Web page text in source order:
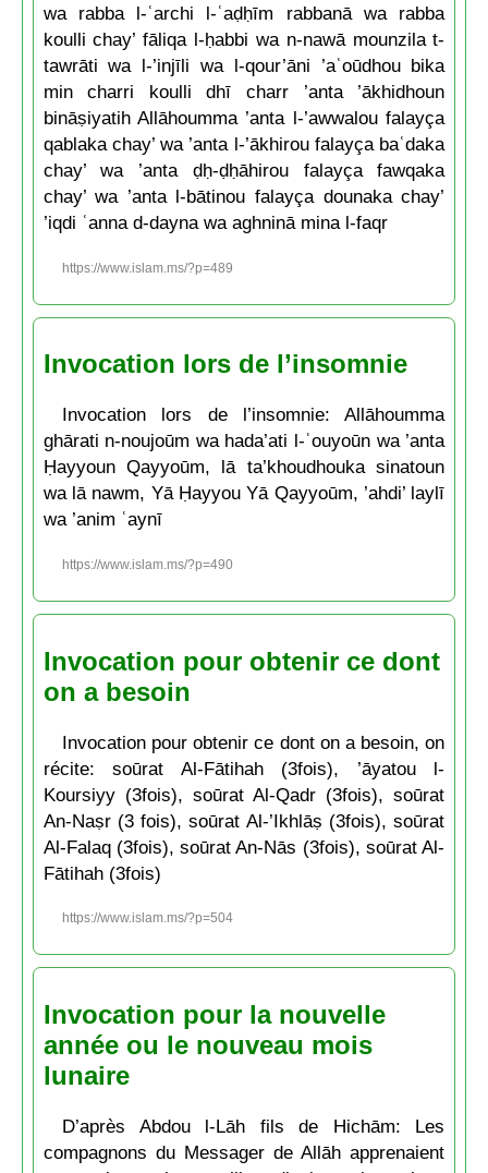
wa rabba l-ʿarchi l-ʿaḍḥīm rabbanā wa rabba
koulli chay’ fāliqa l-ḥabbi wa n-nawā mounzila t-
tawrāti wa l-’injīli wa l-qour’āni ’aʿoūdhou bika
min charri koulli dhī charr ’anta ’ākhidhoun
bināṣiyatih Allāhoumma ’anta l-’awwalou falayça
qablaka chay’ wa ’anta l-’ākhirou falayça baʿdaka
chay’ wa ’anta ḍḥ-ḍḥāhirou falayça fawqaka
chay’ wa ’anta l-bātinou falayça dounaka chay’
’iqdi ʿanna d-dayna wa aghninā mina l-faqr
https://www.islam.ms/?p=489
Invocation lors de l’insomnie
Invocation lors de l’insomnie: Allāhoumma
ghārati n-noujoūm wa hada’ati l-ʿouyoūn wa ’anta
Ḥayyoun Qayyoūm, lā ta’khoudhouka sinatoun
wa lā nawm, Yā Ḥayyou Yā Qayyoūm, ’ahdi’ laylī
wa ’anim ʿaynī
https://www.islam.ms/?p=490
Invocation pour obtenir ce dont
on a besoin
Invocation pour obtenir ce dont on a besoin, on
récite: soūrat Al-Fātihah (3fois), ’āyatou l-
Koursiyy (3fois), soūrat Al-Qadr (3fois), soūrat
An-Naṣr (3 fois), soūrat Al-’Ikhlāṣ (3fois), soūrat
Al-Falaq (3fois), soūrat An-Nās (3fois), soūrat Al-
Fātihah (3fois)
https://www.islam.ms/?p=504
Invocation pour la nouvelle
année ou le nouveau mois
lunaire
D’après Abdou l-Lāh fils de Hichām: Les
compagnons du Messager de Allāh apprenaient